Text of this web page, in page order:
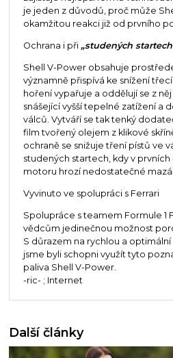
je jeden z důvodů, proč může
okamžitou reakci již od prvního
Ochrana i při „studených
Shell V-Power obsahuje
významně přispívá ke snížení
hoření vypařuje a oddělují se z
snášející vyšší tepelné zatížení a
válců. Vytváří se tak tenký
film tvořený olejem z klikové
ochraně se snižuje tření pístů ve
studených startech, kdy v
motoru hrozí nedostatečné
Vyvinuto ve spolupráci s Ferrari
Spolupráce s teamem Formule 1
vědcům jedinečnou možnost
S důrazem na rychlou a
jsme byli schopni využít tyto
paliva Shell V-Power.
-ric- ; Internet
Další články